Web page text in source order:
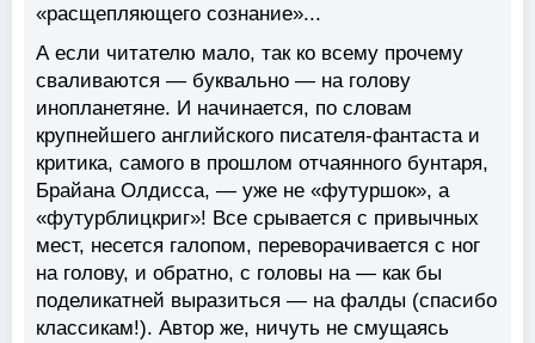
«расщепляющего сознание»...
А если читателю мало, так ко всему прочему
сваливаются — буквально — на голову
инопланетяне. И начинается, по словам
крупнейшего английского писателя-фантаста и
критика, самого в прошлом отчаянного бунтаря,
Брайана Олдисса, — уже не «футуршок», а
«футурблицкриг»! Все срывается с привычных
мест, несется галопом, переворачивается с ног
на голову, и обратно, с головы на — как бы
поделикатней выразиться — на фалды (спасибо
классикам!). Автор же, ничуть не смущаясь